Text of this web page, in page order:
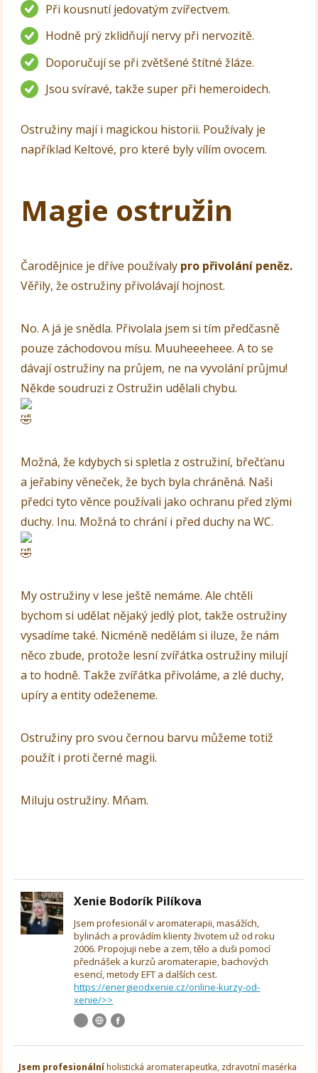
Při kousnutí jedovatým zvířectvem.
Hodně prý zklidňují nervy při nervozitě.
Doporučují se při zvětšené štítné žláze.
Jsou svíravé, takže super při hemeroidech.
Ostružiny mají i magickou historii. Používaly je
například Keltové, pro které byly vílím ovocem.
Magie ostružin
Čarodějnice je dříve používaly pro přivolání peněz.
Věřily, že ostružiny přivolávají hojnost.
No. A já je snědla. Přivolala jsem si tím předčasně
pouze záchodovou mísu. Muuheeeheee. A to se
dávají ostružiny na průjem, ne na vyvolání průjmu!
Někde soudruzi z Ostružin udělali chybu.
Možná, že kdybych si spletla z ostružiní, břečťanu
a jeřabiny věneček, že bych byla chráněná. Naši
předci tyto věnce používali jako ochranu před zlými
duchy. Inu. Možná to chrání i před duchy na WC.
My ostružiny v lese ještě nemáme. Ale chtěli
bychom si udělat nějaký jedlý plot, takže ostružiny
vysadíme také. Nicméně nedělám si iluze, že nám
něco zbude, protože lesní zvířátka ostružiny milují
a to hodně. Takže zvířátka přivoláme, a zlé duchy,
upíry a entity odeženeme.
Ostružiny pro svou černou barvu můžeme totiž
použít i proti černé magii.
Miluju ostružiny. Mňam.
Xenie Bodorík Pilíkova
Jsem profesionál v aromaterapii, masážích,
bylinách a provádím klienty životem už od roku
2006. Propojuji nebe a zem, tělo a duši pomocí
přednášek a kurzů aromaterapie, bachových
esencí, metody EFT a dalších cest.
https://energieodxenie.cz/online-kurzy-od-
xenie/>>
Jsem profesionálníholistická aromaterapeutka, zdravotní masérka